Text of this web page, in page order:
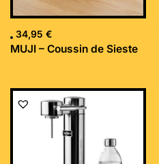
34,95 €
MUJI – Coussin de Sieste